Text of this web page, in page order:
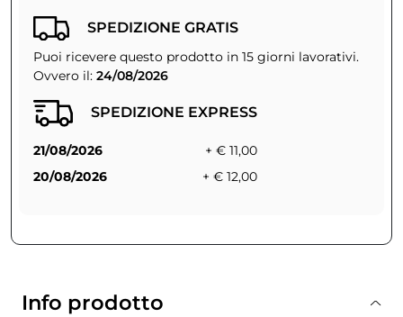
SPEDIZIONE GRATIS
Puoi ricevere questo prodotto in 15 giorni lavorativi.
Ovvero il: 24/08/2026
SPEDIZIONE EXPRESS
21/08/2026
+ € 11,00
20/08/2026
+ € 12,00
Info prodotto